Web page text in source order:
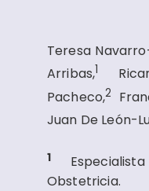
Teresa
Arribas,1
Pacheco,2
Juan De León-
1
Obstetricia.